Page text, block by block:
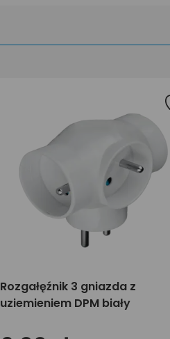
Rozgałęźnik 3 gniazda z
uziemieniem DPM biały